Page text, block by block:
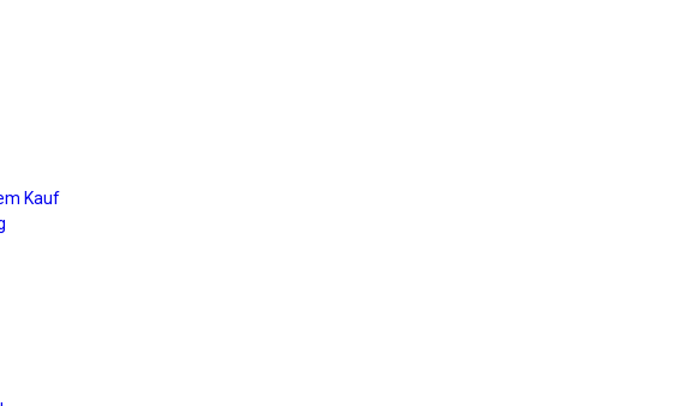
Kauf